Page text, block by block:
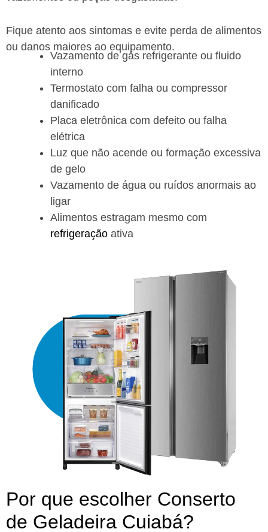
Fique atento aos sintomas e evite perda de alimentos
ou danos maiores ao equipamento.
Vazamento de gás refrigerante ou fluido
interno
Termostato com falha ou compressor
danificado
Placa eletrônica com defeito ou falha
elétrica
Luz que não acende ou formação excessiva
de gelo
Vazamento de água ou ruídos anormais ao
ligar
Alimentos estragam mesmo com
refrigeração ativa
Por que escolher Conserto
de Geladeira Cuiabá?​